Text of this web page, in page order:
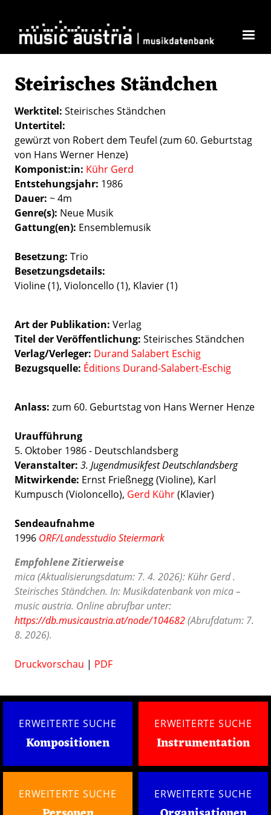
Steirisches Ständchen
Werktitel Steirisches Ständchen
Untertitel
gewürzt von Robert dem Teufel (zum 60. Geburtstag
von Hans Werner Henze)
Komponist:in Kühr Gerd
Entstehungsjahr 1986
Dauer ~ 4m
Genre(s) Neue Musik
Gattung(en) Ensemblemusik
Besetzung Trio
Besetzungsdetails
Violine (1), Violoncello (1), Klavier (1)
Art der Publikation Verlag
Titel der Veröffentlichung Steirisches Ständchen
Verlag/Verleger Durand Salabert Eschig
Bezugsquelle: Éditions Durand-Salabert-Eschig
Anlass: zum 60. Geburtstag von Hans Werner Henze
Uraufführung
5. Oktober 1986 - Deutschlandsberg
Veranstalter: 3. Jugendmusikfest Deutschlandsberg
Mitwirkende: Ernst Frießnegg (Violine), Karl
Kumpusch (Violoncello), Gerd Kühr(Klavier)
Sendeaufnahme
1996 ORF/Landesstudio Steiermark
Empfohlene Zitierweise
mica (Aktualisierungsdatum: 7. 4. 2026): Kühr Gerd .
Steirisches Ständchen. In: Musikdatenbank von mica –
music austria. Online abrufbar unter:
https://db.musicaustria.at/node/104682(Abrufdatum: 7.
8. 2026).
Druckvorschau | PDF
ERWEITERTE SUCHE
Kompositionen
ERWEITERTE SUCHE
Instrumentation
ERWEITERTE SUCHE ERWEITERTE SUCHE